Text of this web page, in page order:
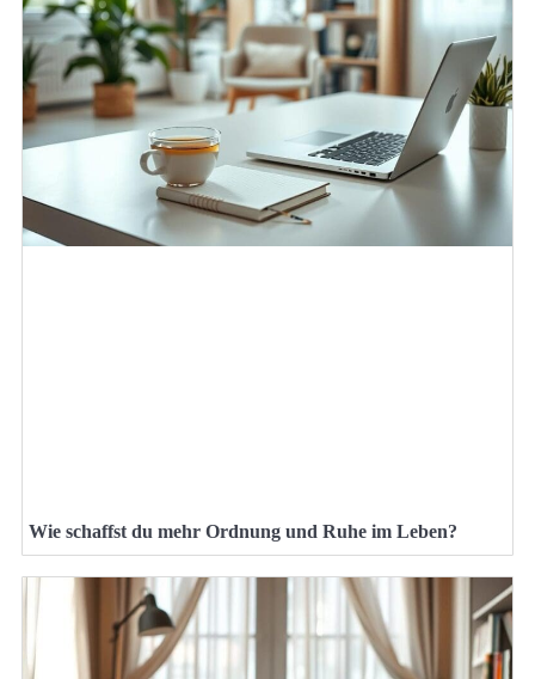
Wie schaffst du mehr Ordnung und Ruhe im Leben?